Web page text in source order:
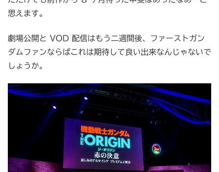
思えます。
劇場公開と VOD 配信はもう二週間後、ファーストガン
ダムファンならばこれは期待して良い出来なんじゃないで
しょうか。